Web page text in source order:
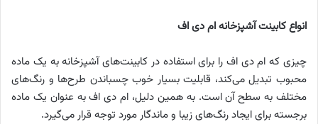
انواع کابینت آشپزخانه ام دی اف
چیزی که ام دی اف را برای استفاده در کابینت‌های آشپزخانه به یک ماده
محبوب تبدیل می‌کند، قابلیت بسیار خوب چسباندن طرح‌ها و رنگ‌های
مختلف به سطح آن است. به همین دلیل، ام دی اف به عنوان یک ماده
برجسته برای ایجاد رنگ‌های زیبا و ماندگار مورد توجه قرار می‌گیرد.